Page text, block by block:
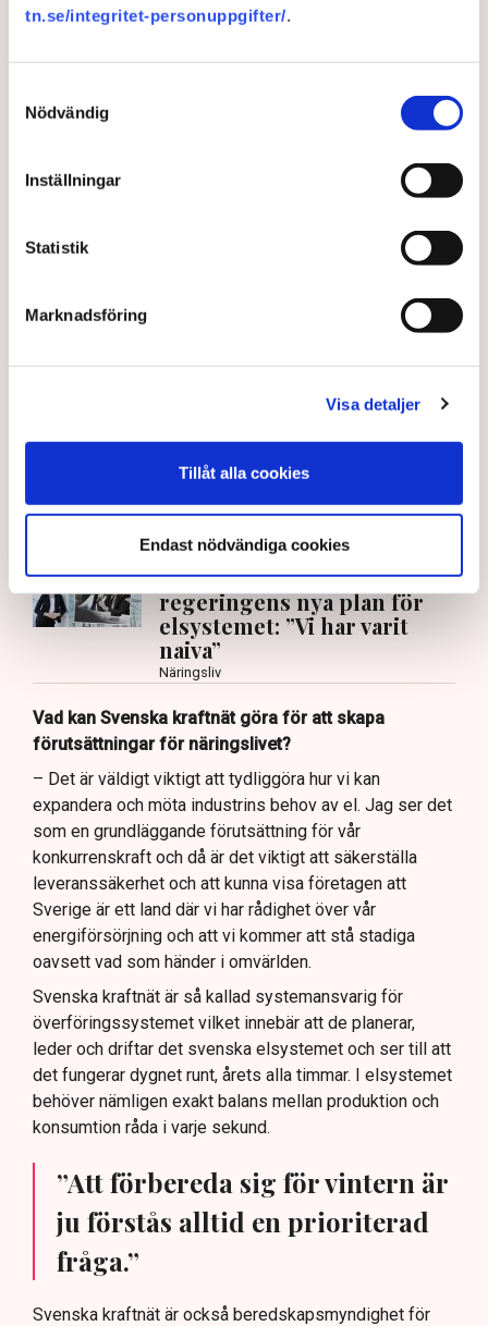
tn.se/integritet-personuppgifter/.
Nödvändig
Inställningar
Statistik
Marknadsföring
Visa detaljer
Tillåt alla cookies
Endast nödvändiga cookies
Vinterns drift och beredskap blir en tidig prioritet.
systemoperatör.
Maja Lundbäck är energisystemsingenjör i botten och
Strålsäkerhetsmyndigheten, chefsingenjör hos
samarbetsorganisationen för stamnätsoperatörer där
Närmast kommer hon från klimat- och
näringslivsdepartementet där hon tjänstgjort som
energiminister Ebba Busch statssekreterare i frågor
som rör energi.
– Det är väldigt hedersamt och jag tar mig an detta med
stor ödmjukhet, säger hon i en exklusiv intervju med
Tidningen Näringslivet.
Hjärnan bakom
regeringens nya plan för
elsystemet: ”Vi har varit
naiva”
Näringsliv
Vad kan Svenska kraftnät göra för att skapa
förutsättningar för näringslivet?
– Det är väldigt viktigt att tydliggöra hur vi kan
expandera och möta industrins behov av el. Jag ser det
som en grundläggande förutsättning för vår
konkurrenskraft och då är det viktigt att säkerställa
leveranssäkerhet och att kunna visa företagen att
Sverige är ett land där vi har rådighet över vår
energiförsörjning och att vi kommer att stå stadiga
oavsett vad som händer i omvärlden.
Svenska kraftnät är så kallad systemansvarig för
överföringssystemet vilket innebär att de planerar,
leder och driftar det svenska elsystemet och ser till att
det fungerar dygnet runt, årets alla timmar. I elsystemet
behöver nämligen exakt balans mellan produktion och
konsumtion råda i varje sekund.
”Att förbereda sig för vintern är
ju förstås alltid en prioriterad
fråga.”
Svenska kraftnät är också beredskapsmyndighet för